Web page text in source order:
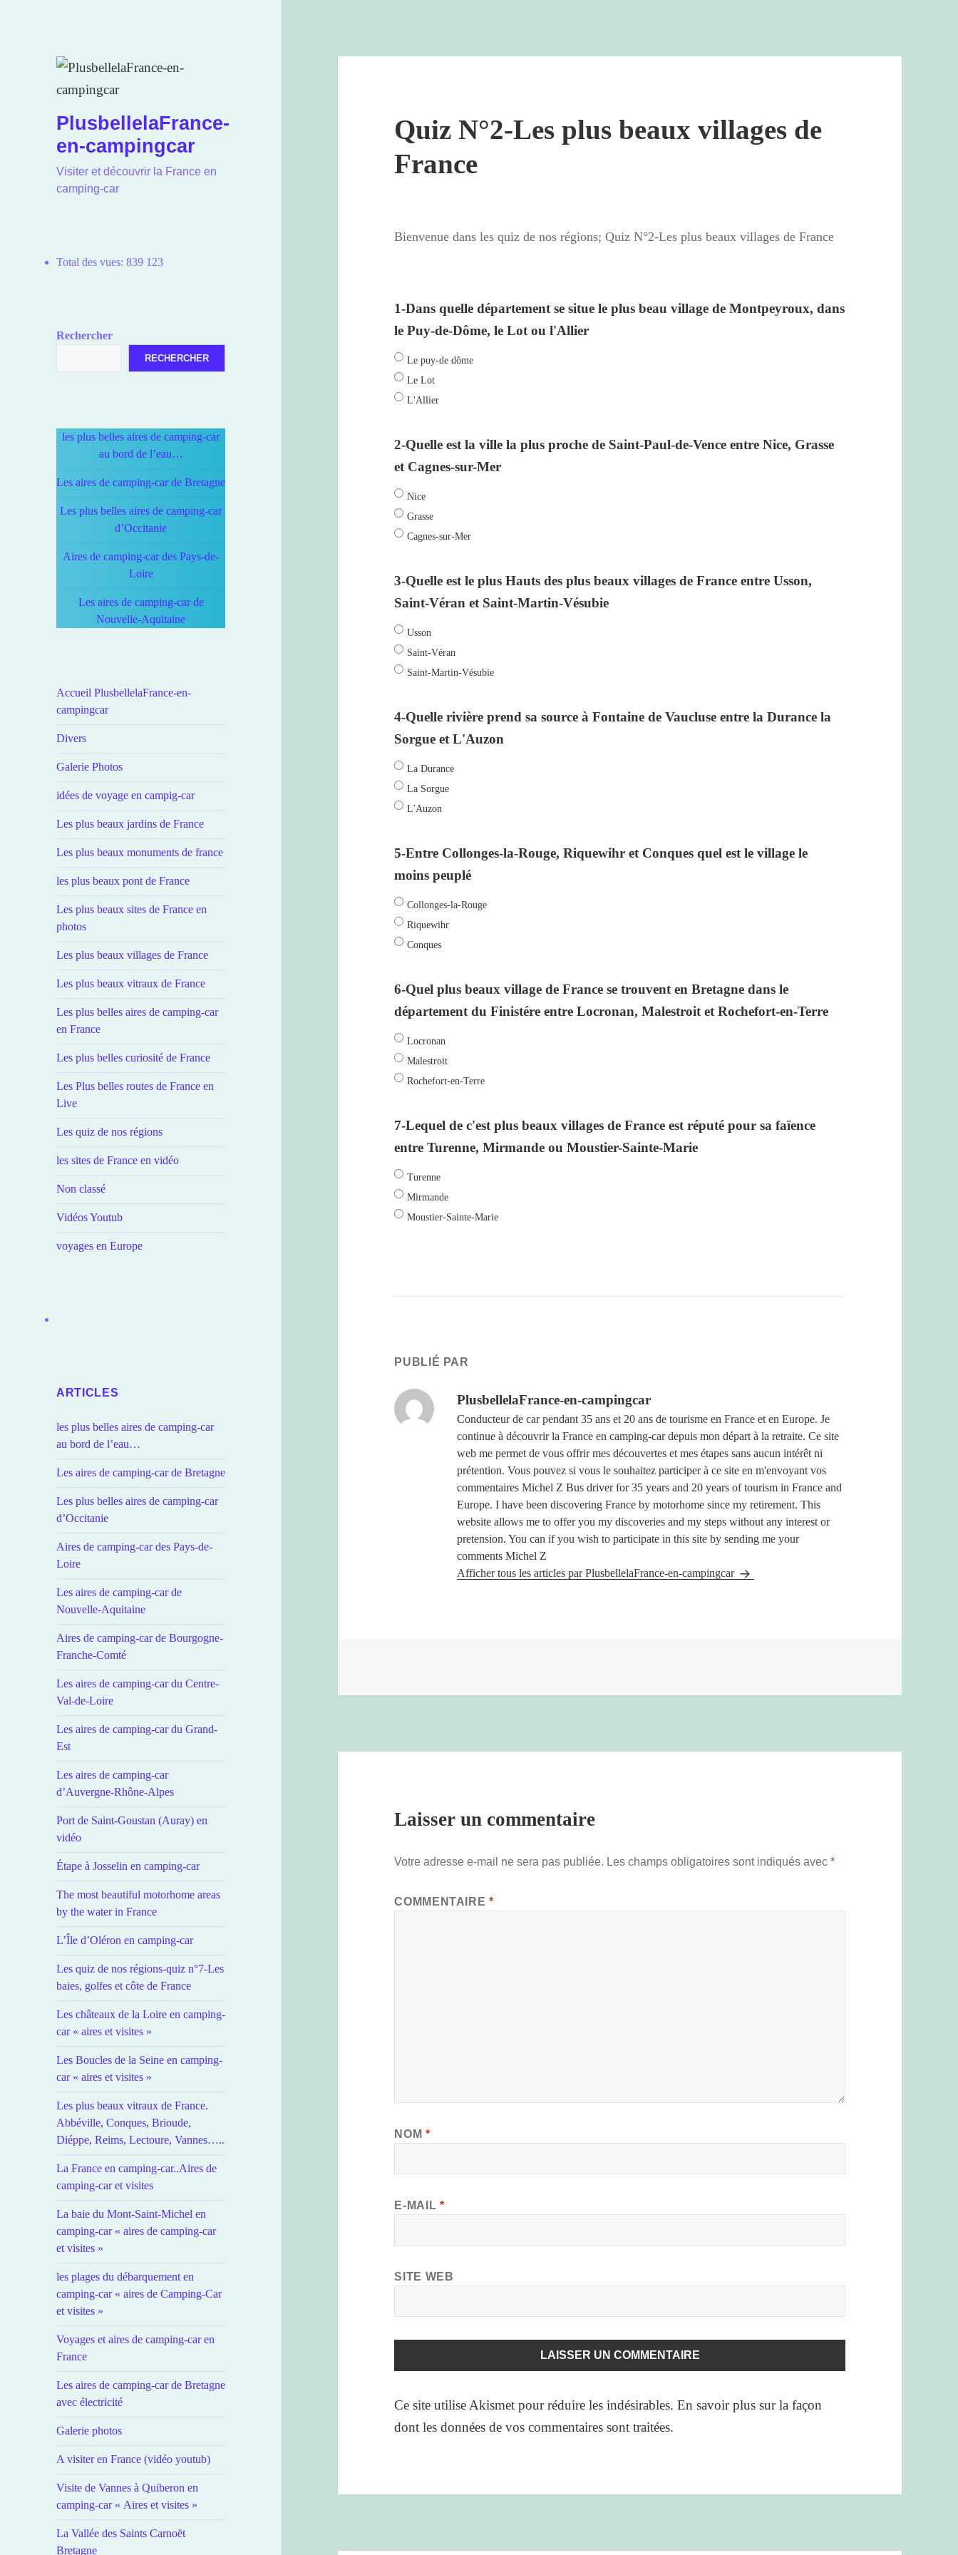
PlusbellelaFrance-
en-campingcar
Visiter et découvrir la France en
camping-car
Total des vues:839 123
Rechercher
RECHERCHER
les plus belles aires de camping-car
au bord de l’eau…
Les aires de camping-car de Bretagne
Les plus belles aires de camping-car
d’Occitanie
Aires de camping-car des Pays-de-
Loire
Les aires de camping-car de
Nouvelle-Aquitaine
Accueil PlusbellelaFrance-en-
campingcar
Divers
Galerie Photos
idées de voyage en campig-car
Les plus beaux jardins de France
Les plus beaux monuments de france
les plus beaux pont de France
Les plus beaux sites de France en
photos
Les plus beaux villages de France
Les plus beaux vitraux de France
Les plus belles aires de camping-car
en France
Les plus belles curiosité de France
Les Plus belles routes de France en
Live
Les quiz de nos régions
les sites de France en vidéo
Non classé
Vidéos Youtub
voyages en Europe
ARTICLES
les plus belles aires de camping-car
au bord de l’eau…
Les aires de camping-car de Bretagne
Les plus belles aires de camping-car
d’Occitanie
Aires de camping-car des Pays-de-
Loire
Les aires de camping-car de
Nouvelle-Aquitaine
Aires de camping-car de Bourgogne-
Franche-Comté
Les aires de camping-car du Centre-
Val-de-Loire
Les aires de camping-car du Grand-
Est
Les aires de camping-car
d’Auvergne-Rhône-Alpes
Port de Saint-Goustan (Auray) en
vidéo
Étape à Josselin en camping-car
The most beautiful motorhome areas
by the water in France
L’Île d’Oléron en camping-car
Les quiz de nos régions-quiz n°7-Les
baies, golfes et côte de France
Les châteaux de la Loire en camping-
car « aires et visites »
Les Boucles de la Seine en camping-
car « aires et visites »
Les plus beaux vitraux de France.
Abbéville, Conques, Brioude,
Diéppe, Reims, Lectoure, Vannes…..
La France en camping-car..Aires de
camping-car et visites
La baie du Mont-Saint-Michel en
camping-car « aires de camping-car
et visites »
les plages du débarquement en
camping-car « aires de Camping-Car
et visites »
Voyages et aires de camping-car en
France
Les aires de camping-car de Bretagne
avec électricité
Galerie photos
A visiter en France (vidéo youtub)
Visite de Vannes à Quiberon en
camping-car « Aires et visites »
La Vallée des Saints Carnoët
Bretagne
Quiz N°2-Les plus beaux villages de
France
Bienvenue dans les quiz de nos régions; Quiz N°2-Les plus beaux villages de France
1-Dans quelle département se situe le plus beau village de Montpeyroux, dans
le Puy-de-Dôme, le Lot ou l'Allier
Le puy-de dôme
Le Lot
L'Allier
2-Quelle est la ville la plus proche de Saint-Paul-de-Vence entre Nice, Grasse
et Cagnes-sur-Mer
Nice
Grasse
Cagnes-sur-Mer
3-Quelle est le plus Hauts des plus beaux villages de France entre Usson,
Saint-Véran et Saint-Martin-Vésubie
Usson
Saint-Véran
Saint-Martin-Vésubie
4-Quelle rivière prend sa source à Fontaine de Vaucluse entre la Durance la
Sorgue et L'Auzon
La Durance
La Sorgue
L'Auzon
5-Entre Collonges-la-Rouge, Riquewihr et Conques quel est le village le
moins peuplé
Collonges-la-Rouge
Riquewihr
Conques
6-Quel plus beaux village de France se trouvent en Bretagne dans le
département du Finistére entre Locronan, Malestroit et Rochefort-en-Terre
Locronan
Malestroit
Rochefort-en-Terre
7-Lequel de c'est plus beaux villages de France est réputé pour sa faïence
entre Turenne, Mirmande ou Moustier-Sainte-Marie
Turenne
Mirmande
Moustier-Sainte-Marie
PUBLIÉ PAR
PlusbellelaFrance-en-campingcar
Conducteur de car pendant 35 ans et 20 ans de tourisme en France et en Europe. Je
continue à découvrir la France en camping-car depuis mon départ à la retraite. Ce site
web me permet de vous offrir mes découvertes et mes étapes sans aucun intérêt ni
prétention. Vous pouvez si vous le souhaitez participer à ce site en m'envoyant vos
commentaires Michel Z Bus driver for 35 years and 20 years of tourism in France and
Europe. I have been discovering France by motorhome since my retirement. This
website allows me to offer you my discoveries and my steps without any interest or
pretension. You can if you wish to participate in this site by sending me your
comments Michel Z
Afficher tous les articles par PlusbellelaFrance-en-campingcar
Laisser un commentaire
Votre adresse e-mail ne sera pas publiée. Les champs obligatoires sont indiqués avec*
COMMENTAIRE*
NOM *
E-MAIL *
SITE WEB
Ce site utilise Akismet pour réduire les indésirables.En savoir plus sur la façon
dont les données de vos commentaires sont traitées.